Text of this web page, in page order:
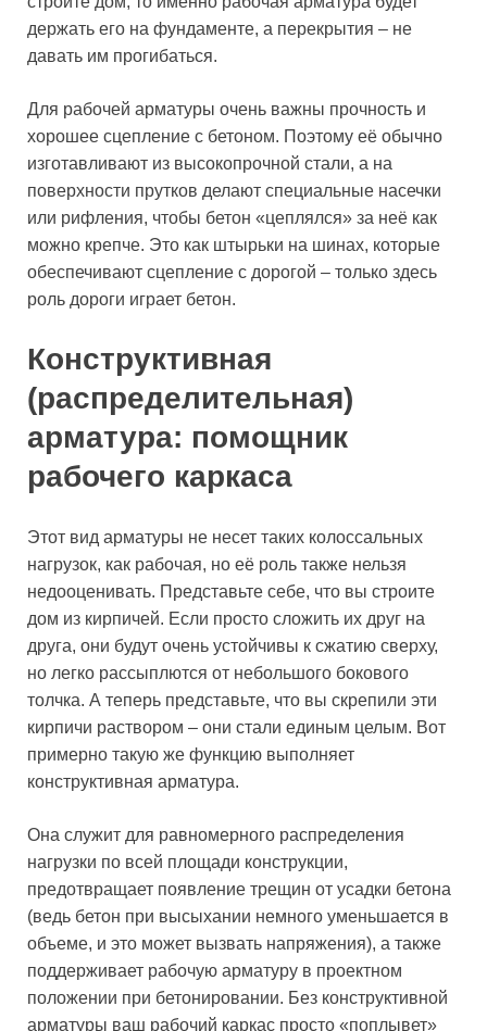
держать его на фундаменте, а перекрытия – не
давать им прогибаться.
Для рабочей арматуры очень важны прочность и
хорошее сцепление с бетоном. Поэтому её обычно
изготавливают из высокопрочной стали, а на
поверхности прутков делают специальные насечки
или рифления, чтобы бетон «цеплялся» за неё как
можно крепче. Это как штырьки на шинах, которые
обеспечивают сцепление с дорогой – только здесь
роль дороги играет бетон.
Конструктивная
(распределительная)
арматура: помощник
рабочего каркаса
Этот вид арматуры не несет таких колоссальных
нагрузок, как рабочая, но её роль также нельзя
недооценивать. Представьте себе, что вы строите
дом из кирпичей. Если просто сложить их друг на
друга, они будут очень устойчивы к сжатию сверху,
но легко рассыплются от небольшого бокового
толчка. А теперь представьте, что вы скрепили эти
кирпичи раствором – они стали единым целым. Вот
примерно такую же функцию выполняет
конструктивная арматура.
Она служит для равномерного распределения
нагрузки по всей площади конструкции,
предотвращает появление трещин от усадки бетона
(ведь бетон при высыхании немного уменьшается в
объеме, и это может вызвать напряжения), а также
поддерживает рабочую арматуру в проектном
положении при бетонировании. Без конструктивной
арматуры ваш рабочий каркас просто «поплывет»